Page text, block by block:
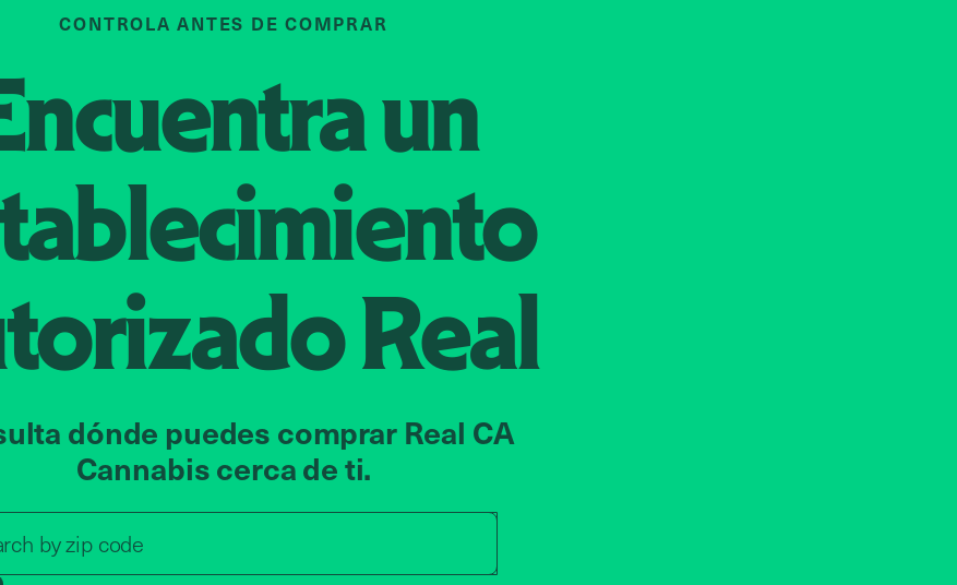
CONTROLA ANTES DE COMPRAR
un
Real
dónde puedes comprar Real CA
Cannabis cerca de ti.
byzip code
Search by zip code, address, or store name